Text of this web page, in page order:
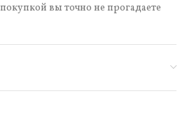
вы точно не прогадаете